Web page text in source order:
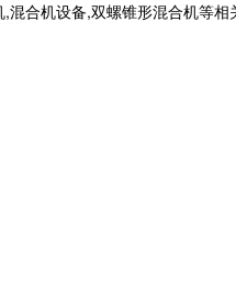
混合机设备,双螺锥形混合机等